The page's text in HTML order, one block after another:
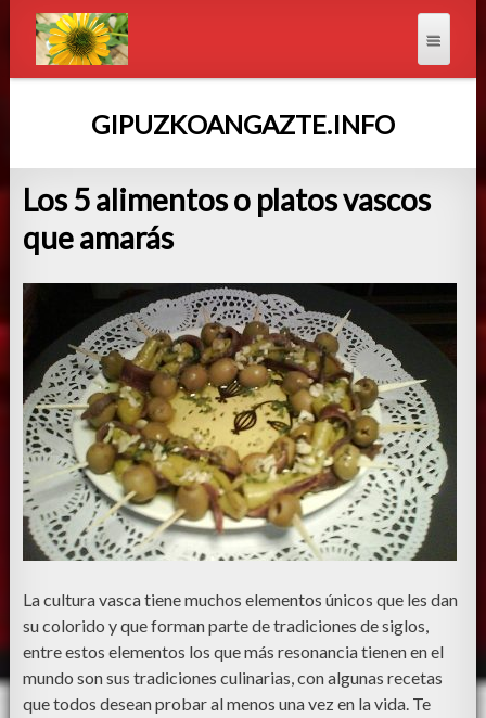
GIPUZKOANGAZTE.INFO
Los 5 alimentos o platos vascos
que amarás
La cultura vasca tiene muchos elementos únicos que les dan
su colorido y que forman parte de tradiciones de siglos,
entre estos elementos los que más resonancia tienen en el
mundo son sus tradiciones culinarias, con algunas recetas
que todos desean probar al menos una vez en la vida. Te